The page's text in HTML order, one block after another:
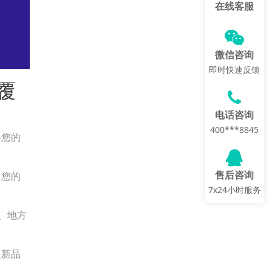
的
的
地方
品
在线客服
微信咨询
即时快速反馈
电话咨询
400***8845
售后咨询
7x24小时服务